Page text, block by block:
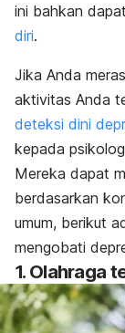
ini bahkan
diri.
Jika Anda
aktivitas Anda
deteksi dini
kepada
Mereka dapat
berdasarkan
umum, berikut
mengobati
1. Olahraga